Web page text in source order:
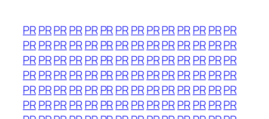
PRPRPRPRPR PRPRPRPRPRPRPR PRPR
PRPRPRPRPR PRPRPRPRPRPRPR PRPR
PRPRPRPRPR PRPRPRPRPRPRPR PRPR
PRPRPRPRPR PRPRPRPRPRPRPR PRPR
PRPRPRPRPR PRPRPRPRPRPRPR PRPR
PRPRPRPRPR PRPRPRPRPRPRPR PRPR